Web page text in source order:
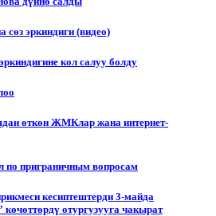
эркиндиги (видео)
кол салуу болду
өткөн ЖМКлар жана интернет-
по приграничным вопросам
кесиптештерди 3-майда
отургузууга чакырат